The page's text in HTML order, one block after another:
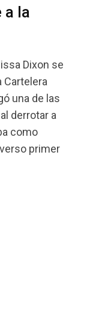
a la
Dixon se
Cartelera
una de las
derrotar a
como
primer